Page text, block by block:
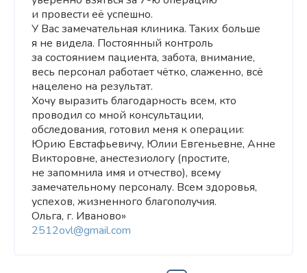
и провести её успешно.
У Вас замечательная клиника. Таких больше
я не видела. Постоянный контроль
за состоянием пациента, забота, внимание,
весь персонал работает чётко, слаженно, всё
нацелено на результат.
Хочу выразить благодарность всем, кто
проводил со мной консультации,
обследования, готовил меня к операции:
Юрию Евстафьевичу, Юлии Евгеньевне, Анне
Викторовне, анестезиологу (простите,
не запомнила имя и отчество), всему
замечательному персоналу. Всем здоровья,
успехов, жизненного благополучия.
Ольга, г. Иваново»
2512ovl@gmail.com